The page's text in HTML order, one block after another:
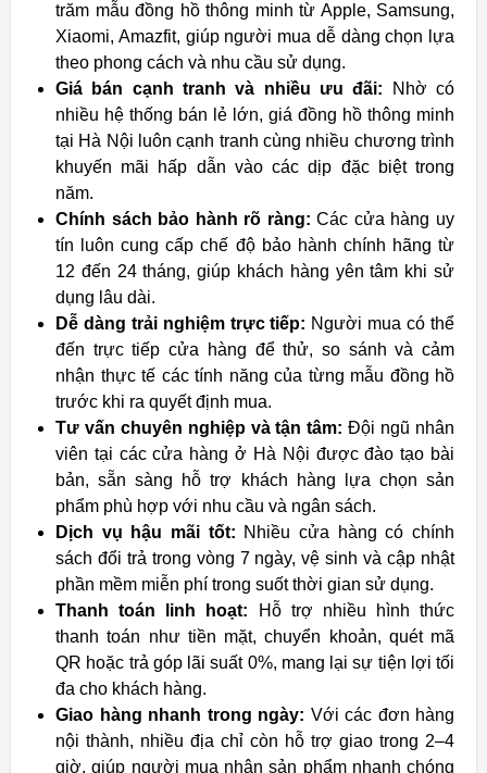
trăm mẫu đồng hồ thông minh từ Apple, Samsung,
Xiaomi, Amazfit, giúp người mua dễ dàng chọn lựa
theo phong cách và nhu cầu sử dụng.
Giá bán cạnh tranh và nhiều ưu đãi: Nhờ có
nhiều hệ thống bán lẻ lớn, giá đồng hồ thông minh
tại Hà Nội luôn cạnh tranh cùng nhiều chương trình
khuyến mãi hấp dẫn vào các dịp đặc biệt trong
năm.
Chính sách bảo hành rõ ràng: Các cửa hàng uy
tín luôn cung cấp chế độ bảo hành chính hãng từ
12 đến 24 tháng, giúp khách hàng yên tâm khi sử
dụng lâu dài.
Dễ dàng trải nghiệm trực tiếp: Người mua có thể
đến trực tiếp cửa hàng để thử, so sánh và cảm
nhận thực tế các tính năng của từng mẫu đồng hồ
trước khi ra quyết định mua.
Tư vấn chuyên nghiệp và tận tâm: Đội ngũ nhân
viên tại các cửa hàng ở Hà Nội được đào tạo bài
bản, sẵn sàng hỗ trợ khách hàng lựa chọn sản
phẩm phù hợp với nhu cầu và ngân sách.
Dịch vụ hậu mãi tốt: Nhiều cửa hàng có chính
sách đổi trả trong vòng 7 ngày, vệ sinh và cập nhật
phần mềm miễn phí trong suốt thời gian sử dụng.
Thanh toán linh hoạt: Hỗ trợ nhiều hình thức
thanh toán như tiền mặt, chuyển khoản, quét mã
QR hoặc trả góp lãi suất 0%, mang lại sự tiện lợi tối
đa cho khách hàng.
Giao hàng nhanh trong ngày: Với các đơn hàng
nội thành, nhiều địa chỉ còn hỗ trợ giao trong 2–4
giờ, giúp người mua nhận sản phẩm nhanh chóng